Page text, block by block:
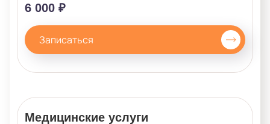
6 000 ₽
Записаться
Медицинские услуги